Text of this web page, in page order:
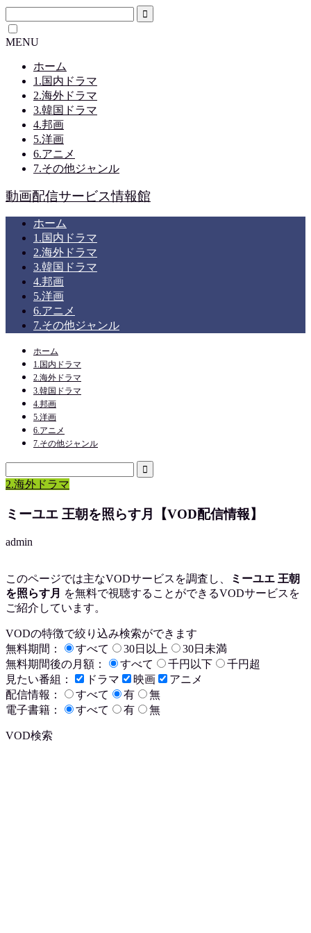
MENU
ホーム
1.国内ドラマ
2.海外ドラマ
3.韓国ドラマ
4.邦画
5.洋画
6.アニメ
7.その他ジャンル
動画配信サービス情報館
ホーム
1.国内ドラマ
2.海外ドラマ
3.韓国ドラマ
4.邦画
5.洋画
6.アニメ
7.その他ジャンル
ホーム
1.国内ドラマ
2.海外ドラマ
3.韓国ドラマ
4.邦画
5.洋画
6.アニメ
7.その他ジャンル
2.海外ドラマ
ミーユエ 王朝を照らす月【VOD配信情報】
admin
このページでは主なVODサービスを調査し、
ミーユエ 王朝
を照らす月 を無料で視聴することができるVODサービスを
ご紹介しています。
VODの特徴で絞り込み検索ができます
無料期間：
すべて 30日以上
30日未満
無料期間後の月額：
すべて 千円以下
千円超
見たい番組：
ドラマ 映画
アニメ
配信情報：
すべて 有
無
電子書籍：
すべて 有 無
VOD検索